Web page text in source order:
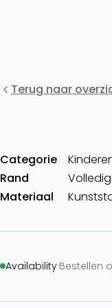
Terug naar
Categorie
Rand
Materiaal
Availability·Bestellen